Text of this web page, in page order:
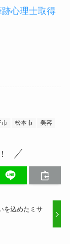
心理士取得
市 松本市 美容
を込めたミサ